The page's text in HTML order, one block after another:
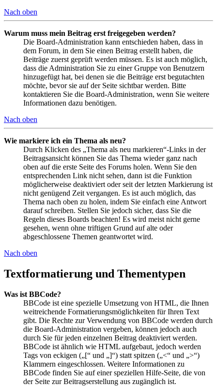
Nach oben
Warum muss mein Beitrag erst freigegeben werden?
Die Board-Administration kann entschieden haben, dass in
dem Forum, in dem Sie einen Beitrag erstellt haben, die
Beiträge zuerst geprüft werden müssen. Es ist auch möglich,
dass die Administration Sie zu einer Gruppe von Benutzern
hinzugefügt hat, bei denen sie die Beiträge erst begutachten
möchte, bevor sie auf der Seite sichtbar werden. Bitte
kontaktieren Sie die Board-Administration, wenn Sie weitere
Informationen dazu benötigen.
Nach oben
Wie markiere ich ein Thema als neu?
Durch Klicken des „Thema als neu markieren“-Links in der
Beitragsansicht können Sie das Thema wieder ganz nach
oben auf die erste Seite des Forums holen. Wenn Sie den
entsprechenden Link nicht sehen, dann ist die Funktion
möglicherweise deaktiviert oder seit der letzten Markierung ist
nicht genügend Zeit vergangen. Es ist auch möglich, das
Thema nach oben zu holen, indem Sie einfach eine Antwort
darauf schreiben. Stellen Sie jedoch sicher, dass Sie die
Regeln dieses Boards beachten! Es wird meist nicht gerne
gesehen, wenn ohne triftigen Grund auf alte oder
abgeschlossene Themen geantwortet wird.
Nach oben
Textformatierung und Thementypen
Was ist BBCode?
BBCode ist eine spezielle Umsetzung von HTML, die Ihnen
weitreichende Formatierungsmöglichkeiten für Ihren Text
gibt. Die Rechte zur Verwendung von BBCode werden durch
die Board-Administration vergeben, können jedoch auch
durch Sie für jeden einzelnen Beitrag deaktiviert werden.
BBCode ist ähnlich wie HTML aufgebaut, jedoch werden
Tags von eckigen („[“ und „]“) statt spitzen („<“ und „>“)
Klammern eingeschlossen. Weitere Informationen zu
BBCode finden Sie auf einer speziellen Hilfe-Seite, die von
der Seite zur Beitragserstellung aus zugänglich ist.